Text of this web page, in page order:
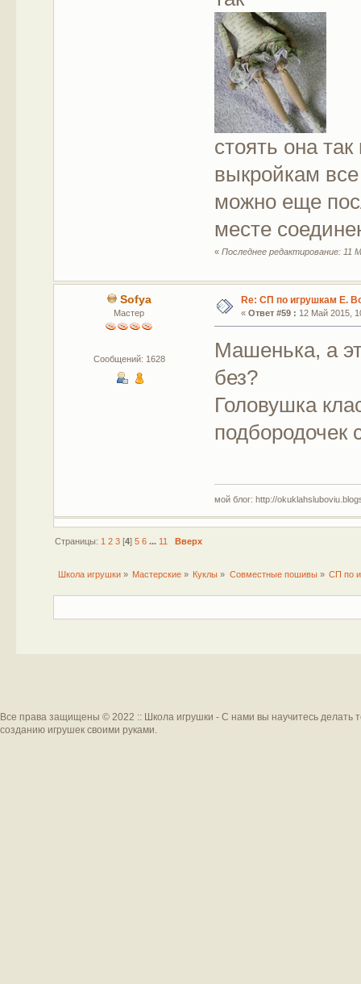
стоять она
выкройкам
можно еще
месте
«Последнее редактирование: 11
Sofya
Мастер
Сообщений: 1628
Re: СП по игрушкам Е.
« Ответ #59 : 12 Май 2015,
Машенька, а
без?
Головушка
мой блог: http://
Страницы: 1 2 3[4] 5 6 ... 11 Вверх
Школа игрушки» Мастерские » Куклы » Совместные пошивы» СП по
Все права защищены © 2022 :: Школа игрушки - С нами вы научитесь делать
созданию игрушек своими руками.